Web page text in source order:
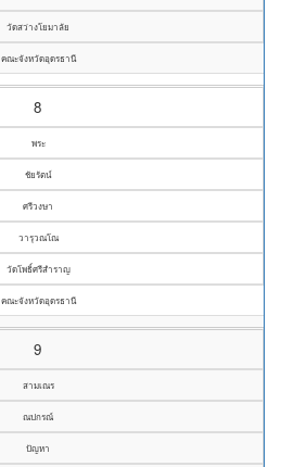
วัดสว่างโยมาลัย
คณะจังหวัดอุดรธานี
8
พระ
ชัยรัตน์
ศรีวงษา
วารุวณโณ
วัดโพธิ์ศรีสำราญ
คณะจังหวัดอุดรธานี
9
สามเณร
ณปกรณ์
ปัญหา